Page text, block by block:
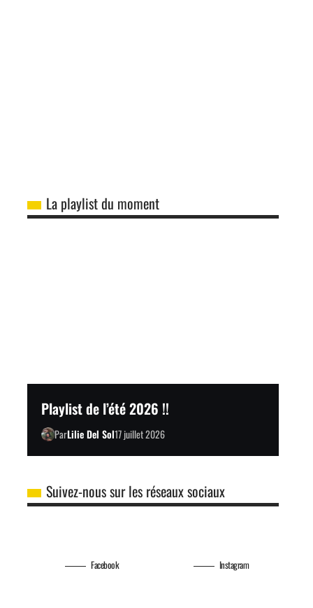
La playlist du moment
Playlist de l’été 2026 !!
ParLilie Del Sol17 juillet 2026
Suivez-nous sur les réseaux sociaux
Facebook Instagram